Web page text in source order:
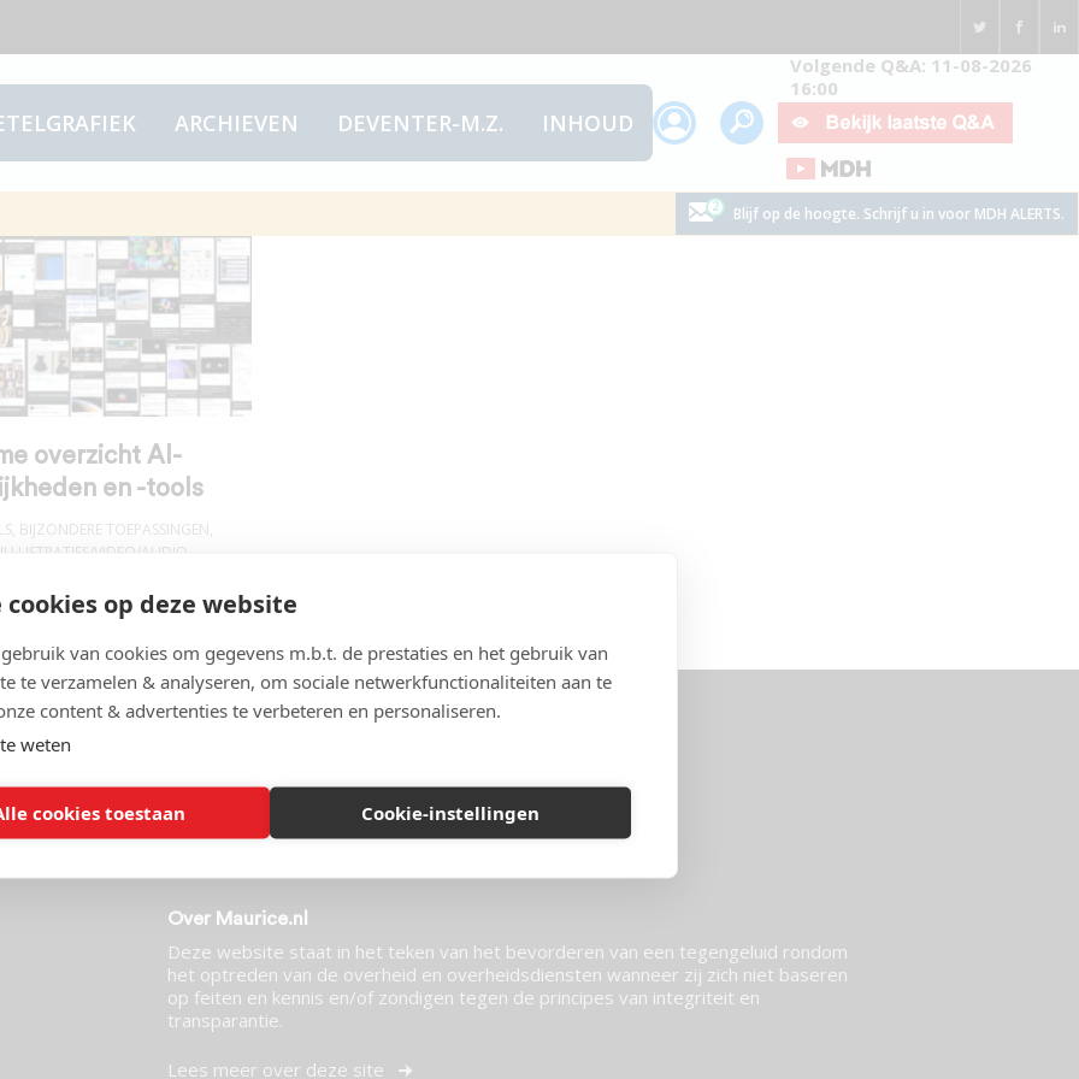
cookies op deze website
van cookies om gegevens m.b.t. de prestaties en het gebruik van
te verzamelen & analyseren, om sociale netwerkfunctionaliteiten aan te
content & advertenties te verbeteren en personaliseren.
weten
cookies toestaan Cookie-instellingen
ARCHIEVEN DEVENTER-M.Z. INHOUD
Volgende Q&A: 11-08-2026
16:00
Blijf op de hoogte. Schrijf u in voor MDH ALERTS.
overzicht AI-
en -tools
, BIJZONDERE TOEPASSINGEN,
ILLUSTRATIES/VIDEO/AUDIO
Over Maurice.nl
Deze website staat in het teken van het bevorderen van een tegengeluid rondom
het optreden van de overheid en overheidsdiensten wanneer zij zich niet baseren
op feiten en kennis en/of zondigen tegen de principes van integriteit en
transparantie.
Lees meer over deze site